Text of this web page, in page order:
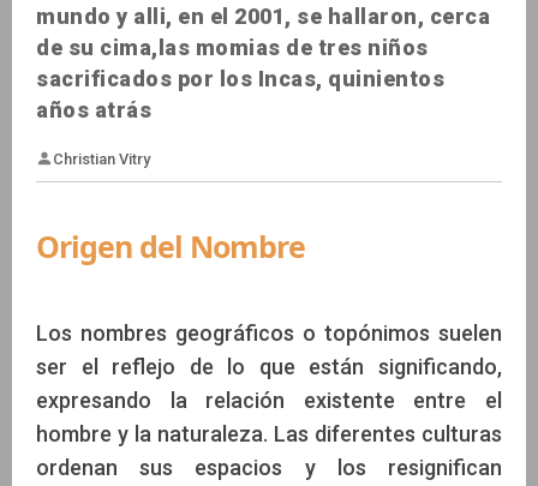
mundo y alli, en el 2001, se hallaron, cerca
de su cima,las momias de tres niños
sacrificados por los Incas, quinientos
años atrás
Christian Vitry
Origen del Nombre
Los nombres geográficos o topónimos suelen
ser el reflejo de lo que están significando,
expresando la relación existente entre el
hombre y la naturaleza. Las diferentes culturas
ordenan sus espacios y los resignifican